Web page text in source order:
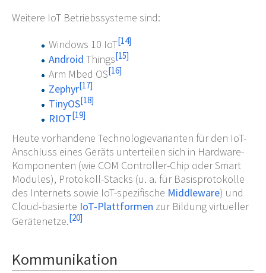
Weitere IoT Betriebssysteme sind:
Windows 10 IoT[14]
Android Things[15]
Arm Mbed OS[16]
Zephyr[17]
TinyOS[18]
RIOT[19]
Heute vorhandene Technologievarianten für den IoT-
Anschluss eines Geräts unterteilen sich in Hardware-
Komponenten (wie COM Controller-Chip oder Smart
Modules), Protokoll-Stacks (u. a. für Basisprotokolle
des Internets sowie IoT-spezifische Middleware) und
Cloud-basierte IoT-Plattformen zur Bildung virtueller
Gerätenetze.[20]
Kommunikation